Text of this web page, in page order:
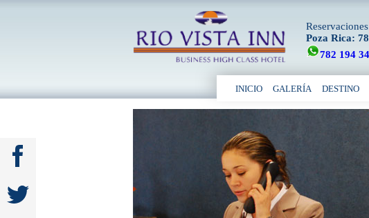
Poza Rica:
782 194
INICIO GALERÍA DESTINO